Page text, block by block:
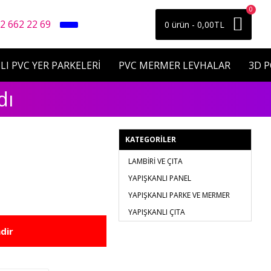
662 22 69 0 ürün - 0,00TL
0
PVC YER PARKELERİ PVC MERMER LEVHALAR 3D
KATEGORILER
LAMBİRİ VE ÇITA
YAPIŞKANLI PANEL
YAPIŞKANLI PARKE VE MERMER
YAPIŞKANLI ÇITA